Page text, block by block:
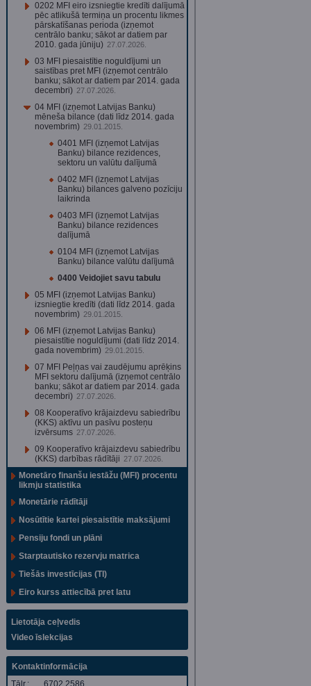
0202 MFI eiro izsniegtie kredīti dalījumā
pēc atlikušā termiņa un procentu likmes
pārskatīšanas perioda (izņemot
centrālo banku; sākot ar datiem par
2010. gada jūniju) 27.07.2026.
03 MFI piesaistītie noguldījumi un
saistības pret MFI (izņemot centrālo
banku; sākot ar datiem par 2014. gada
decembri) 27.07.2026.
04 MFI (izņemot Latvijas Banku)
mēneša bilance (dati līdz 2014. gada
novembrim) 29.01.2015.
0401 MFI (izņemot Latvijas
Banku) bilance rezidences,
sektoru un valūtu dalījumā
0402 MFI (izņemot Latvijas
Banku) bilances galveno pozīciju
laikrinda
0403 MFI (izņemot Latvijas
Banku) bilance rezidences
dalījumā
0104 MFI (izņemot Latvijas
Banku) bilance valūtu dalījumā
0400 Veidojiet savu tabulu
05 MFI (izņemot Latvijas Banku)
izsniegtie kredīti (dati līdz 2014. gada
novembrim) 29.01.2015.
06 MFI (izņemot Latvijas Banku)
piesaistītie noguldījumi (dati līdz 2014.
gada novembrim) 29.01.2015.
07 MFI Peļņas vai zaudējumu aprēķins
MFI sektoru dalījumā (izņemot centrālo
banku; sākot ar datiem par 2014. gada
decembri) 27.07.2026.
08 Kooperatīvo krājaizdevu sabiedrību
(KKS) aktīvu un pasīvu posteņu
izvērsums 27.07.2026.
09 Kooperatīvo krājaizdevu sabiedrību
(KKS) darbības rādītāji 27.07.2026.
Monetāro finanšu iestāžu (MFI) procentu
likmju statistika
Monetārie rādītāji
Nosūtītie kartei piesaistītie maksājumi
Pensiju fondi un plāni
Starptautisko rezervju matrica
Tiešās investīcijas (TI)
Eiro kurss attiecībā pret latu
Lietotāja ceļvedis
Video īslekcijas
Kontaktinformācija
Tālr.:
6702 2586